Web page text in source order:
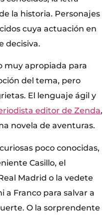
la historia. Personajes
cuya actuación en
decisiva.
muy apropiada para
del tema, pero
El lenguaje ágil y
editor de Zenda,
novela de aventuras.
poco conocidas,
Casillo, el
Madrid o la vedete
a Franco para salvar a
O la sorprendente